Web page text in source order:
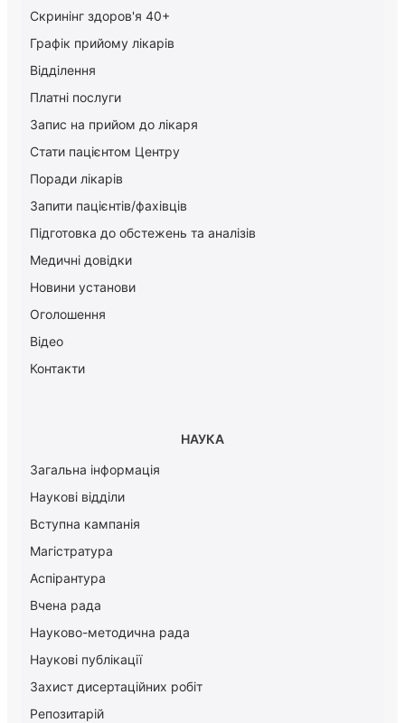
Скринінг здоров'я 40+
Графік прийому лікарів
Відділення
Платні послуги
Запис на прийом до лікаря
Стати пацієнтом Центру
Поради лікарів
Запити пацієнтів/фахівців
Підготовка до обстежень та аналізів
Медичні довідки
Новини установи
Оголошення
Відео
Контакти
НАУКА
Загальна інформація
Наукові відділи
Вступна кампанія
Магістратура
Аспірантура
Вчена рада
Науково-методична рада
Наукові публікації
Захист дисертаційних робіт
Репозитарій